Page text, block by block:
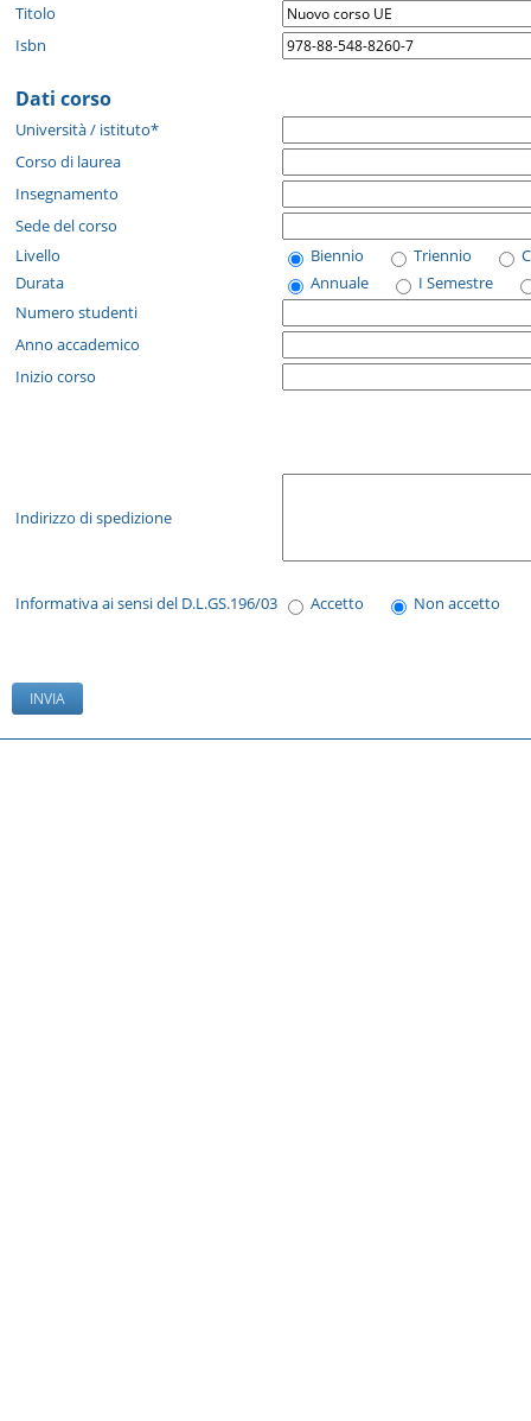
Titolo
Isbn
Dati corso
Università / istituto*
Corso di laurea
Insegnamento
Sede del corso
Livello
Biennio Triennio
Durata
Annuale
I Semestre
Numero studenti
Anno accademico
Inizio corso
Indirizzo di spedizione
Informativa ai sensi del D.L.GS.196/03 Accetto Non accetto